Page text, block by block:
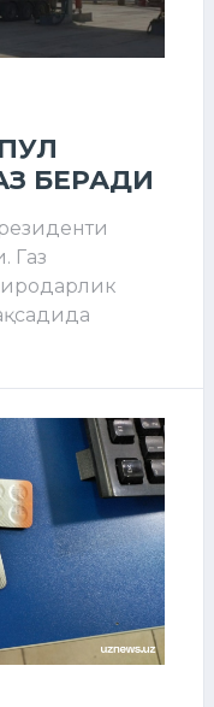
БЕРАДИ
Газ